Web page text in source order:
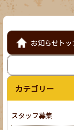
お知らせトッ
カテゴリー
スタッフ募集